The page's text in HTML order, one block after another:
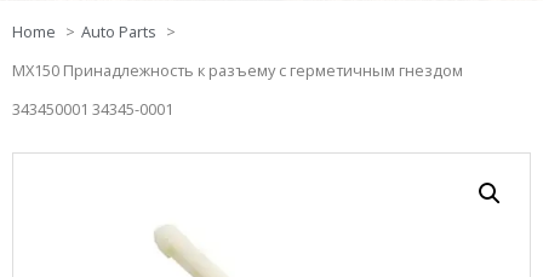
Home
Auto Parts
MX150 Принадлежность к разъему с герметичным гнездом
343450001 34345-0001